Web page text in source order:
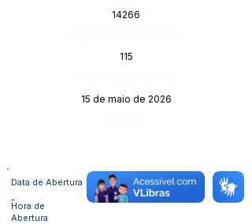
14266
115
15 de maio de 2026
Data de Abertura
-
Hora de
Abertura